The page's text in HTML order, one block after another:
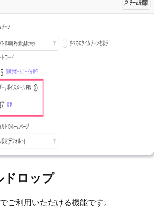
ドロップ
ご利用いただける機能です。